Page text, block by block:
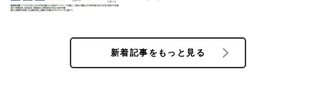
新着記事をもっと見る